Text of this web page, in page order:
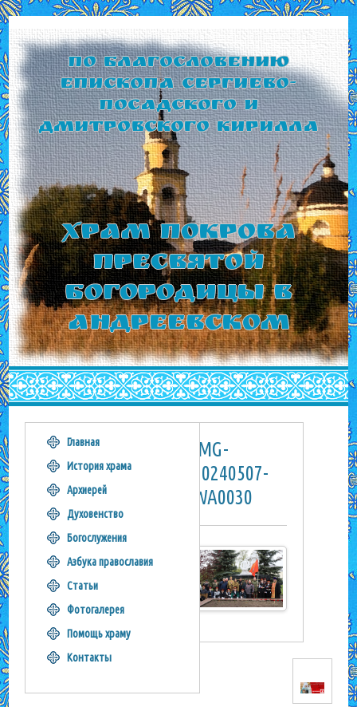
По благословению
Епископа Сергиево-
Посадского и
Дмитровского Кирилла
Храм Покрова
Пресвятой
Богородицы в
Андреевском
IMG-
20240507-
WA0030
Главная
История храма
Архиерей
Духовенство
Богослужения
Азбука православия
Статьи
Фотогалерея
Помощь храму
Контакты